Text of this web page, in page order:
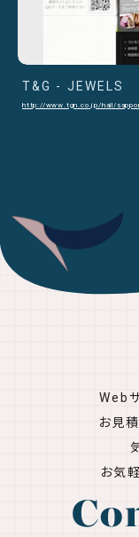
T&G - JEWELS
http://www.tgn.co.jp/hall/
Web
お見
お気